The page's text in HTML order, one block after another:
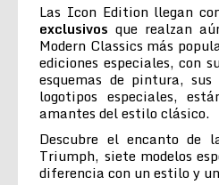
Las Icon Edition llegan
exclusivos que realzan
Modern Classics más
ediciones especiales, con
esquemas de pintura,
logotipos especiales,
amantes del estilo clásico.
Descubre el encanto de
Triumph, siete modelos
diferencia con un estilo y